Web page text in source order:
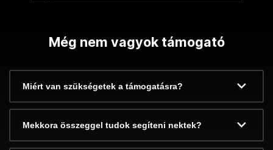
Még nem vagyok támogató
Miért van szükségetek a támogatásra?
Mekkora összeggel tudok segíteni nektek?